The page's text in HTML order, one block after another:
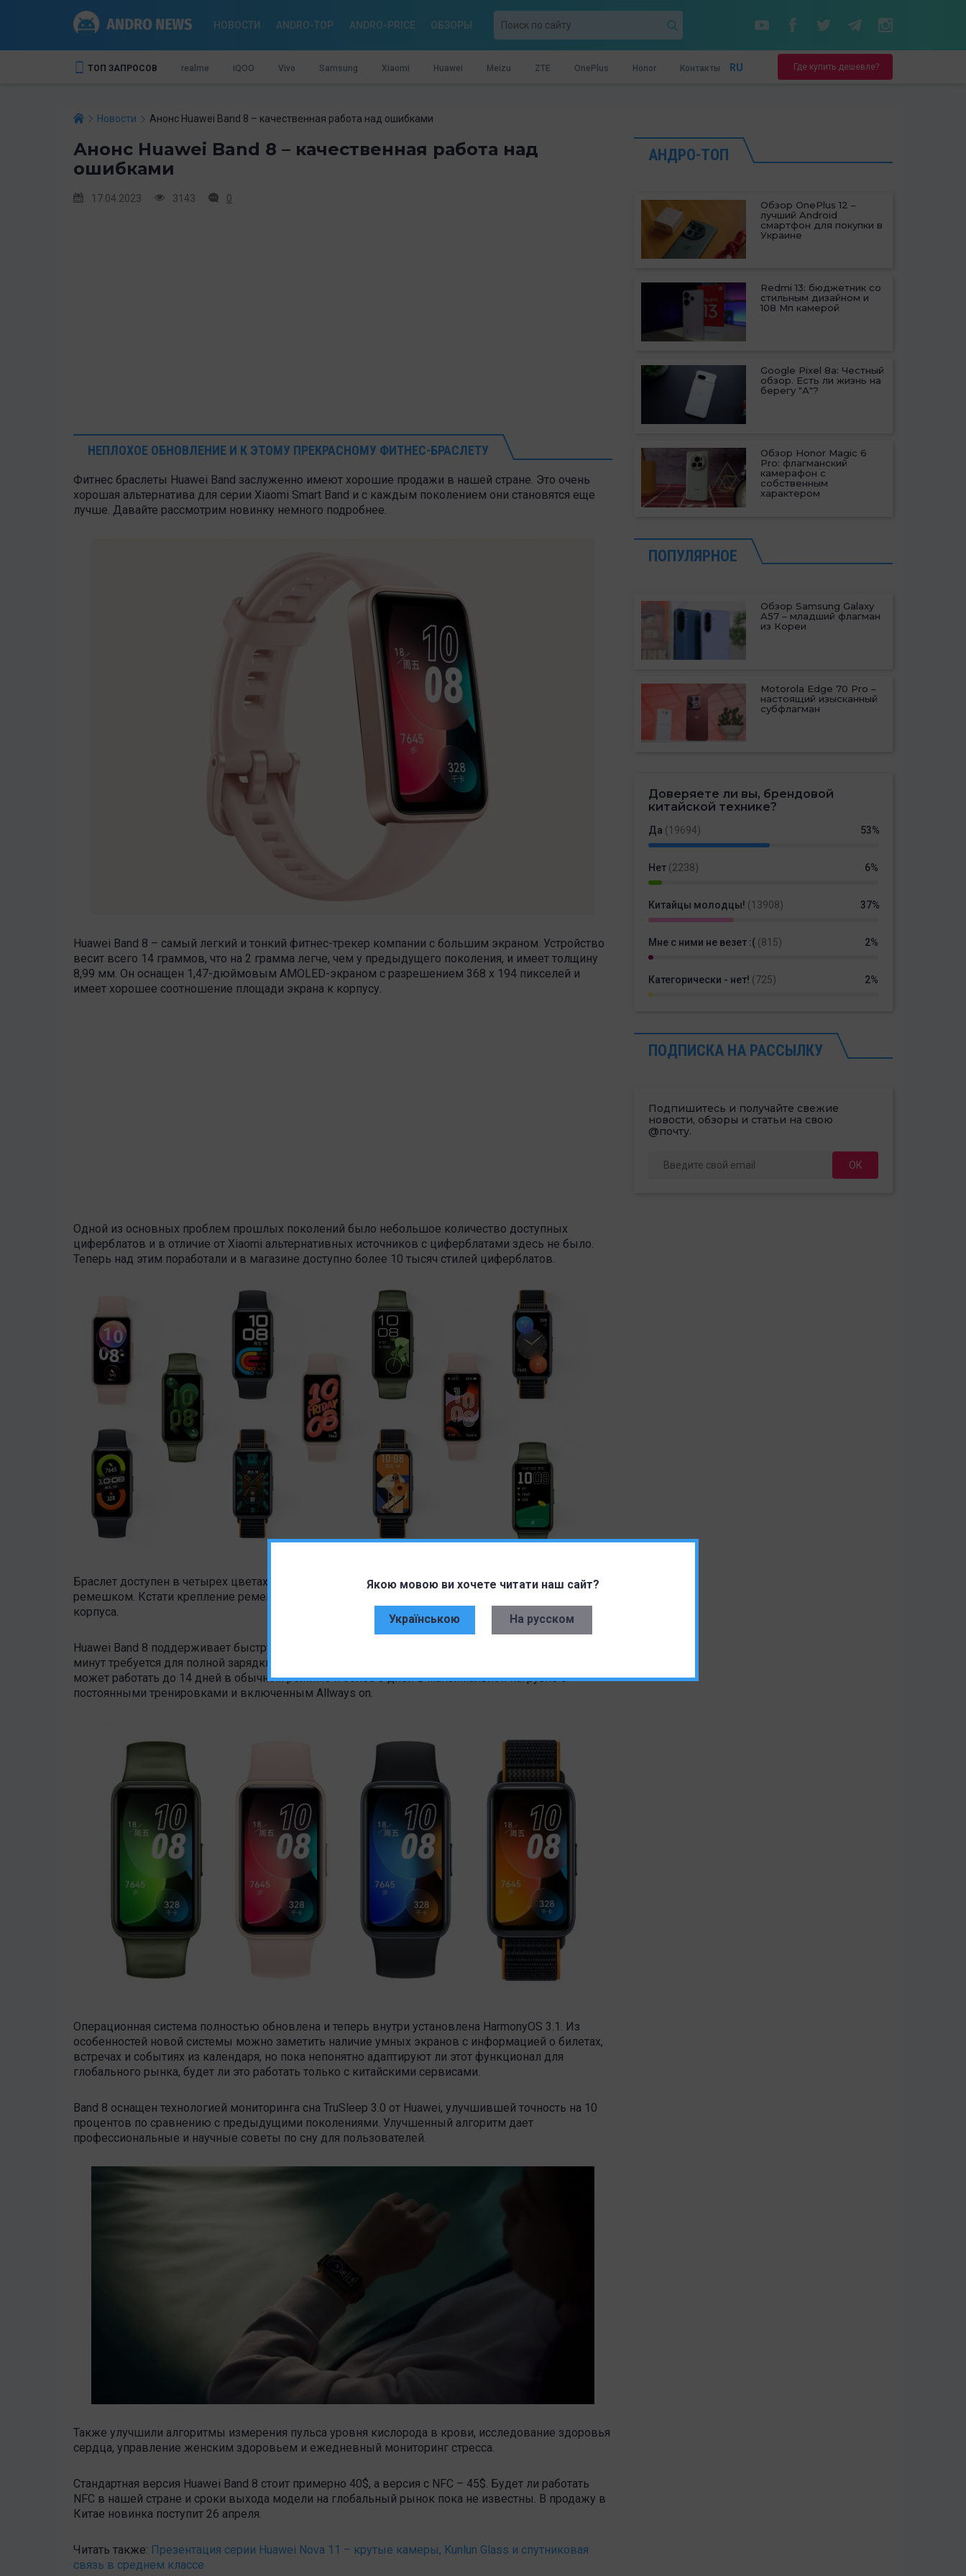
Якою мовою ви хочете читати наш сайт?
Українською На русском
НОВОСТИ ANDRO-TOP ANDRO-PRICE ОБЗОРЫ
ТОП ЗАПРОСОВ realme iQOO Vivo Samsung Xiaomi Huawei Meizu ZTE OnePlus Honor Контакты RU Где купить дешевле?
Новости Анонс Huawei Band 8 – качественная работа над ошибками
Анонс Huawei Band 8 – качественная работа над
ошибками
17.04.2023 3143 0
НЕПЛОХОЕ ОБНОВЛЕНИЕ И К ЭТОМУ ПРЕКРАСНОМУ ФИТНЕС-БРАСЛЕТУ
Фитнес браслеты Huawei Band заслуженно имеют хорошие продажи в нашей стране. Это очень
хорошая альтернатива для серии Xiaomi Smart Band и с каждым поколением они становятся еще
лучше. Давайте рассмотрим новинку немного подробнее.
Huawei Band 8 – самый легкий и тонкий фитнес-трекер компании с большим экраном. Устройство
весит всего 14 граммов, что на 2 грамма легче, чем у предыдущего поколения, и имеет толщину
8,99 мм. Он оснащен 1,47-дюймовым AMOLED-экраном с разрешением 368 x 194 пикселей и
имеет хорошее соотношение площади экрана к корпусу.
Одной из основных проблем прошлых поколений было небольшое количество доступных
циферблатов и в отличие от Xiaomi альтернативных источников с циферблатами здесь не было.
Теперь над этим поработали и в магазине доступно более 10 тысяч стилей циферблатов.
Браслет доступен в четырех цветах: черный, розовый, зеленый и оранжевый с плетеным
ремешком. Кстати крепление ремешка также изменили, теперь механизм находится внутри
корпуса.
Huawei Band 8 поддерживает быструю зарядку – 5 минут обеспечивают 2 дня использования и 45
минут требуется для полной зарядки устройства. Полностью заряженный аккумулятор Band 8
может работать до 14 дней в обычном режиме и более 3 дней в максимальной нагрузке с
постоянными тренировками и включенным Allways on.
Операционная система полностью обновлена и теперь внутри установлена HarmonyOS 3.1. Из
особенностей новой системы можно заметить наличие умных экранов с информацией о билетах,
встречах и событиях из календаря, но пока непонятно адаптируют ли этот функционал для
глобального рынка, будет ли это работать только с китайскими сервисами.
Band 8 оснащен технологией мониторинга сна TruSleep 3.0 от Huawei, улучшившей точность на 10
процентов по сравнению с предыдущими поколениями. Улучшенный алгоритм дает
профессиональные и научные советы по сну для пользователей.
Также улучшили алгоритмы измерения пульса уровня кислорода в крови, исследование здоровья
сердца, управление женским здоровьем и ежедневный мониторинг стресса.
Стандартная версия Huawei Band 8 стоит примерно 40$, а версия с NFC – 45$. Будет ли работать
NFC в нашей стране и сроки выхода модели на глобальный рынок пока не известны. В продажу в
Китае новинка поступит 26 апреля.
Читать также: Презентация серии Huawei Nova 11 – крутые камеры, Kunlun Glass и спутниковая
связь в среднем классе
АНДРО-ТОП
Обзор OnePlus 12 –
лучший Android
смартфон для покупки в
Украине
Redmi 13: бюджетник со
стильным дизайном и
108 Мп камерой
Google Pixel 8a: Честный
обзор. Есть ли жизнь на
берегу "А"?
Обзор Honor Magic 6
Pro: флагманский
камерафон с
собственным
характером
ПОПУЛЯРНОЕ
Обзор Samsung Galaxy
A57 – младший флагман
из Кореи
Motorola Edge 70 Pro –
настоящий изысканный
субфлагман
Доверяете ли вы, брендовой
китайской технике?
Да (19694) 53%
Нет (2238) 6%
Китайцы молодцы! (13908) 37%
Мне с ними не везет :( (815) 2%
Категорически - нет! (725) 2%
ПОДПИСКА НА РАССЫЛКУ
Подпишитесь и получайте свежие
новости, обзоры и статьи на свою
@почту.
ОК